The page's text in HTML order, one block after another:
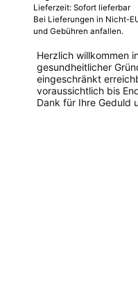
Lieferzeit: Sofort lieferbar
Bei Lieferungen in Nicht-
und Gebühren anfallen.
Herzlich willkommen
gesundheitlicher
eingeschränkt
voraussichtlich bis
Dank für Ihre Geduld